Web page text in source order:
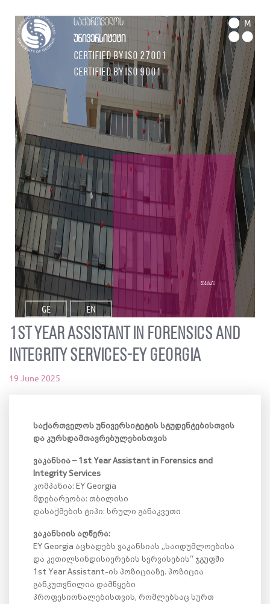
საქართველოს
უნივერსიტეტი
Certified by ISO 27001
Certified by ISO 9001
M
GE EN
ვაკანსია
1st Year Assistant in Forensics and
Integrity Services-EY Georgia
19 June 2025
საქართველოს უნივერსიტეტის სტუდენტებისთვის
და კურსდამთავრებულებისთვის
ვაკანსია – 1st Year Assistant in Forensics and
Integrity Services
კომპანია: EY Georgia
მდებარეობა: თბილისი
დასაქმების ტიპი: სრული განაკვეთი
ვაკანსიის აღწერა:
EY Georgia აცხადებს ვაკანსიას „საიდუმლოებისა
და კეთილსინდისიერების სერვისების“ ჯგუფში
1st Year Assistant-ის პოზიციაზე. პოზიცია
განკუთვნილია დამწყები
პროფესიონალებისთვის, რომლებსაც სურთ